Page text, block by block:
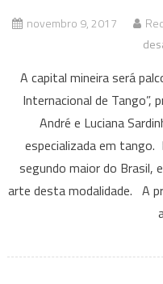
novembro 9, 2017
A capital mineira será
Internacional de Tango”,
André e Luciana
especializada em
segundo maior do
arte desta modalidade. A